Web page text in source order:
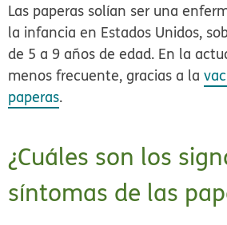
Las paperas solían ser una
la infancia en Estados Unidos,
de 5 a 9 años de edad. En la
menos frecuente, gracias a la
paperas.
¿Cuáles son los
síntomas de las